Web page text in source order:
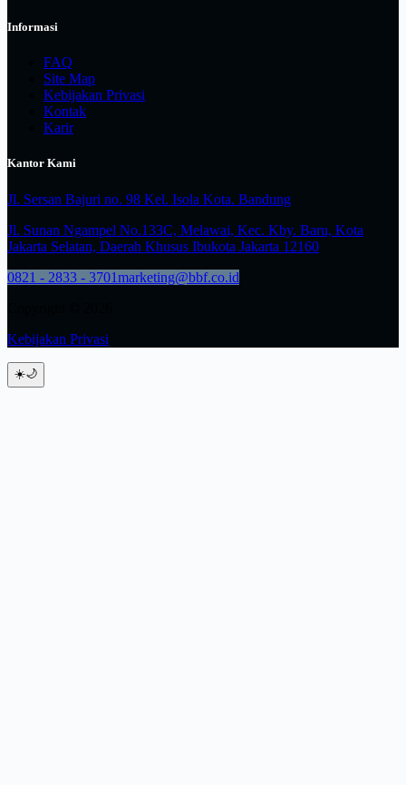
Informasi
FAQ
Site Map
Kebijakan Privasi
Kontak
Karir
Kantor Kami
Jl. Sersan Bajuri no. 98 Kel. Isola Kota. Bandung
Jl. Sunan Ngampel No.133C, Melawai, Kec. Kby. Baru, Kota
Jakarta Selatan, Daerah Khusus Ibukota Jakarta 12160
0821 - 2833 - 3701marketing@bbf.co.id
Kebijakan Privasi
☀️🌙